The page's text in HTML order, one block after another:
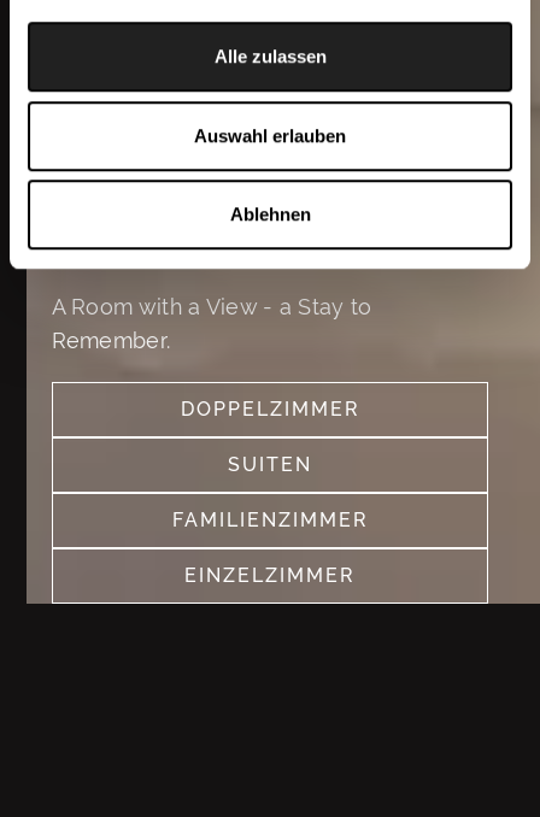
Alle zulassen
Auswahl erlauben
Ablehnen
Gallery sunset
wing
A Room with a View - a Stay to
Remember.
DOPPELZIMMER
SEE MORE
SUITEN
SEE MORE
FAMILIENZIMMER
SEE MORE
EINZELZIMMER
SEE MORE